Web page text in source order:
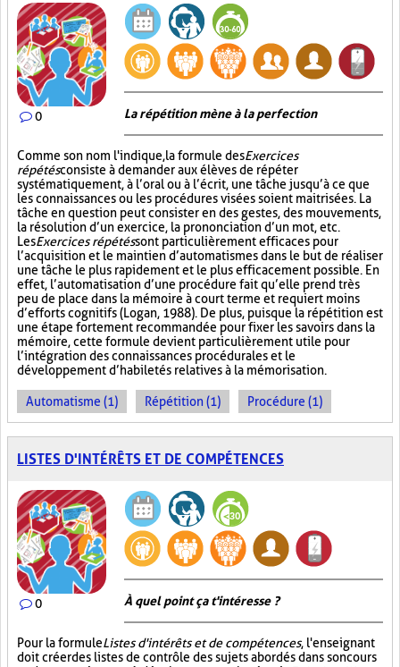
0 La répétition mène à la perfection
Comme son nom l'indique, la formule desExercices
répétésconsiste à demander aux élèves de répéter
systématiquement, à l’oral ou à l’écrit, une tâche jusqu’à ce que
les connaissances ou les procédures visées soient maitrisées. La
tâche en question peut consister en des gestes, des mouvements,
la résolution d’un exercice, la prononciation d’un mot, etc.
LesExercices répétéssont particulièrement efficaces pour
l’acquisition et le maintien d’automatismes dans le but de réaliser
une tâche le plus rapidement et le plus efficacement possible. En
effet, l’automatisation d’une procédure fait qu’elle prend très
peu de place dans la mémoire à court terme et requiert moins
d’efforts cognitifs (Logan, 1988). De plus, puisque la répétition est
une étape fortement recommandée pour fixer les savoirs dans la
mémoire, cette formule devient particulièrement utile pour
l’intégration des connaissances procédurales et le
développement d’habiletés relatives à la mémorisation.
Automatisme (1) Répétition (1) Procédure (1)
LISTES D'INTÉRÊTS ET DE COMPÉTENCES
0 À quel point ça t'intéresse ?
Pour la formuleListes d'intérêts et de compétences, l'enseignant
doit créer des listes de contrôle des sujets abordés dans son cours